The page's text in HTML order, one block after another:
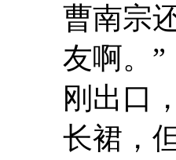
曹南宗
友啊。”
刚出口
长裙，